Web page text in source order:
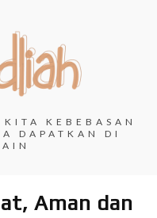
KEBEBASAN
DAPATKAN DI
Aman dan